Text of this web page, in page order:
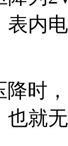
表内
降时
也就